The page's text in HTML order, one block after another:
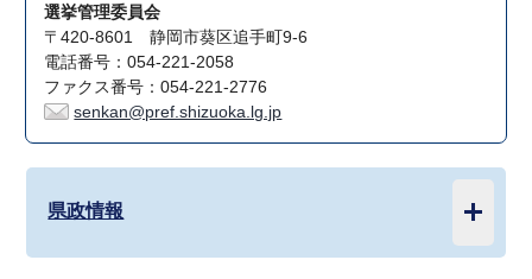
選挙管理委員会
〒420-8601 静岡市葵区追手町9-6
電話番号：054-221-2058
ファクス番号：054-221-2776
senkan@pref.shizuoka.lg.jp
県政情報